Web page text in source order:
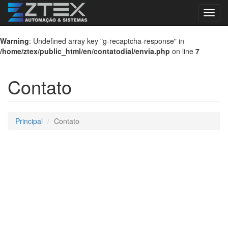
Warning: Undefined array key "g-recaptcha-response" in
/home/ztex/public_html/en/contatodial/envia.php on line 7
Contato
Principal Contato